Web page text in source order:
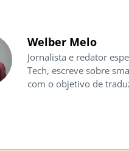
Welber Melo
Jornalista e redator
Tech, escreve sobre
com o objetivo de